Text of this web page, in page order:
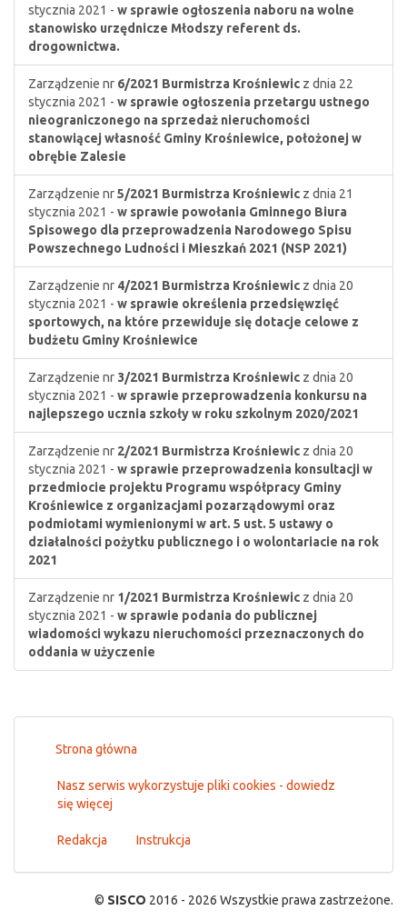
stycznia 2021 - w sprawie ogłoszenia naboru na wolne
stanowisko urzędnicze Młodszy referent ds.
drogownictwa.
Zarządzenie nr 6/2021 Burmistrza Krośniewic z dnia 22
stycznia 2021 - w sprawie ogłoszenia przetargu ustnego
nieograniczonego na sprzedaż nieruchomości
stanowiącej własność Gminy Krośniewice, położonej w
obrębie Zalesie
Zarządzenie nr5/2021 Burmistrza Krośniewic z dnia 21
stycznia 2021 - w sprawie powołania Gminnego Biura
Spisowego dla przeprowadzenia Narodowego Spisu
Powszechnego Ludności i Mieszkań 2021 (NSP 2021)
Zarządzenie nr 4/2021 Burmistrza Krośniewic z dnia 20
stycznia 2021 - w sprawie określenia przedsięwzięć
sportowych, na które przewiduje się dotacje celowe z
budżetu Gminy Krośniewice
Zarządzenie nr 3/2021 Burmistrza Krośniewic z dnia 20
stycznia 2021 - w sprawie przeprowadzenia konkursu na
najlepszego ucznia szkoły w roku szkolnym 2020/2021
Zarządzenie nr 2/2021 Burmistrza Krośniewic z dnia 20
stycznia 2021 - w sprawie przeprowadzenia konsultacji w
przedmiocie projektu Programu współpracy Gminy
Krośniewice z organizacjami pozarządowymi oraz
podmiotami wymienionymi w art. 5 ust. 5 ustawy o
działalności pożytku publicznego i o wolontariacie na rok
2021
Zarządzenie nr 1/2021 Burmistrza Krośniewic z dnia 20
stycznia 2021 - w sprawie podania do publicznej
wiadomości wykazu nieruchomości przeznaczonych do
oddania w użyczenie
Strona główna
Nasz serwis wykorzystuje pliki cookies - dowiedz
się więcej
Redakcja Instrukcja
© SISCO 2016 - 2026 Wszystkie prawa zastrzeżone.